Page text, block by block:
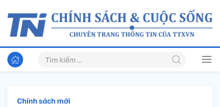
Chính sách mới